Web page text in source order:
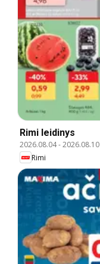
Rimi leidinys
2026.08.04-2026.08.10
Rimi